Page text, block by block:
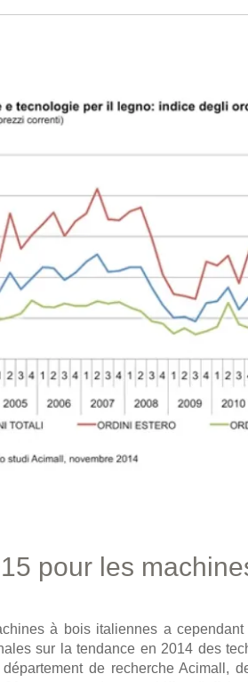
pour les
à bois italiennes a
sur la tendance en 2014 des
de recherche Acimall,